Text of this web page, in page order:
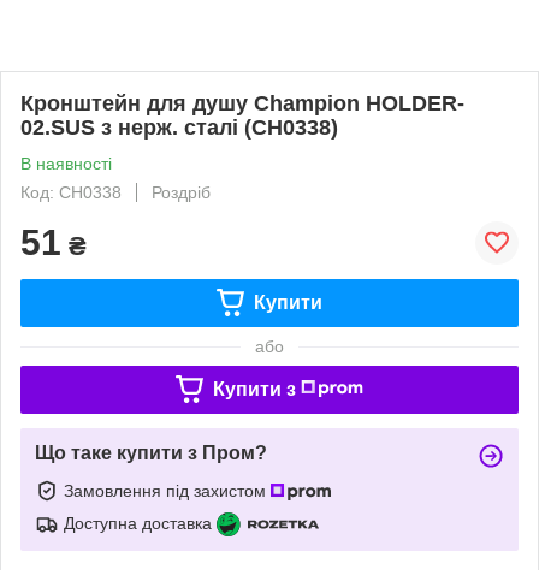
Кронштейн для душу Champion HOLDER-
02.SUS з нерж. сталі (CH0338)
В наявності
Код: CH0338
Роздріб
51 ₴
Купити
або
Купити з
Що таке купити з Пром?
Замовлення під захистом
Доступна доставка